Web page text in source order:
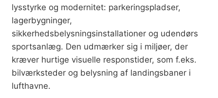
lysstyrke og modernitet: parkeringspladser,
lagerbygninger,
sikkerhedsbelysningsinstallationer og udendørs
sportsanlæg. Den udmærker sig i miljøer, der
kræver hurtige visuelle responstider, som f.eks.
bilværksteder og belysning af landingsbaner i
lufthavne.